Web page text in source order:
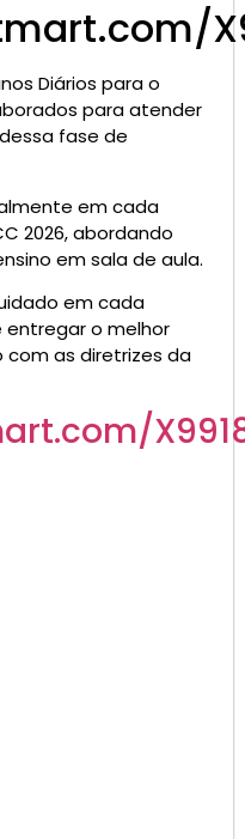
Diários para o
para atender
fase de
em cada
2026, abordando
em sala de aula.
em cada
entregar o melhor
as diretrizes da